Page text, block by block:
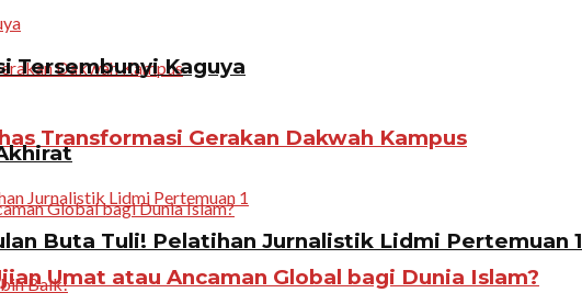
Transformasi Gerakan Dakwah Kampus
Umat atau Ancaman Global bagi Dunia Islam?
Tersembunyi Kaguya
Buta Tuli! Pelatihan Jurnalistik Lidmi Pertemuan 1